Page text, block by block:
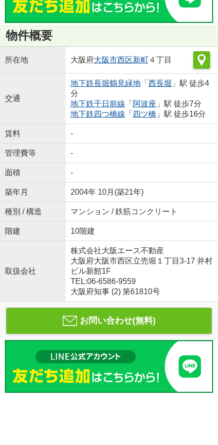
物件概要
所在地 大阪府大阪市西区新町４丁目
交通
地下鉄長堀鶴見緑地「 西長堀 」駅 徒歩4
分
地下鉄千日前線 「 阿波座 」駅 徒歩7分
地下鉄四つ橋線 「 四ツ橋 」駅 徒歩16分
賃料 -
管理費等 -
面積 -
築年月 2004年 10月(築21年)
種別 / 構造 マンション / 鉄筋コンクリート
階建 10階建
取扱会社
株式会社大阪エース不動産
大阪府大阪市西区立売堀１丁目3-17 井村
ビル新館1F
TEL:06-6586-9559
大阪府知事 (2) 第61810号
お問い合わせ(無料)